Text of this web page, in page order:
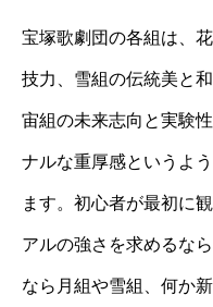
宝塚歌劇団の各組は、
技力、雪組の伝統美と
宙組の未来志向と実験
ナルな重厚感というよ
ます。初心者が最初に
アルの強さを求めるな
なら月組や雪組、何か